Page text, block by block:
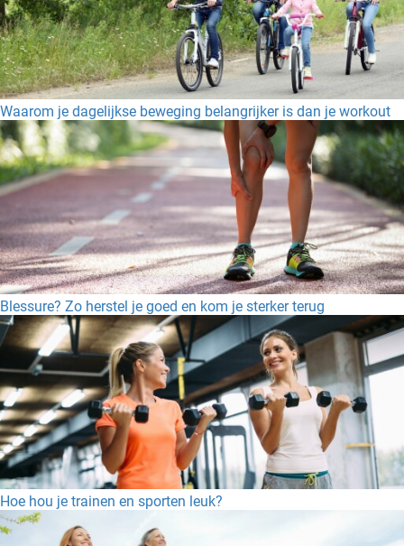
Waarom je dagelijkse beweging belangrijker is dan je workout
Blessure? Zo herstel je goed en kom je sterker terug
Hoe hou je trainen en sporten leuk?